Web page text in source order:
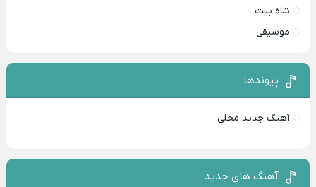
شاه بیت
موسیقی
پیوندها
آهنگ جدید محلی
آهنگ های جدید